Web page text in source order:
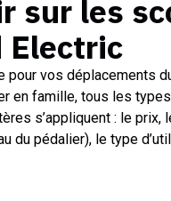
sur les
Electric
pour vos déplacements
en famille, tous les
s’appliquent : le
du pédalier), le type